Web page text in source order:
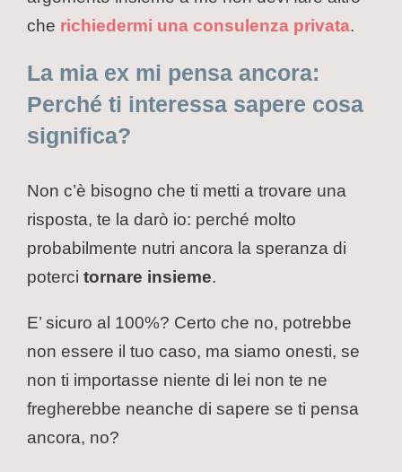
che richiedermi una consulenza privata.
La mia ex mi pensa ancora:
Perché ti interessa sapere cosa
significa?
Non c’è bisogno che ti metti a trovare una
risposta, te la darò io: perché molto
probabilmente nutri ancora la speranza di
poterci tornare insieme.
E’ sicuro al 100%? Certo che no, potrebbe
non essere il tuo caso, ma siamo onesti, se
non ti importasse niente di lei non te ne
fregherebbe neanche di sapere se ti pensa
ancora, no?